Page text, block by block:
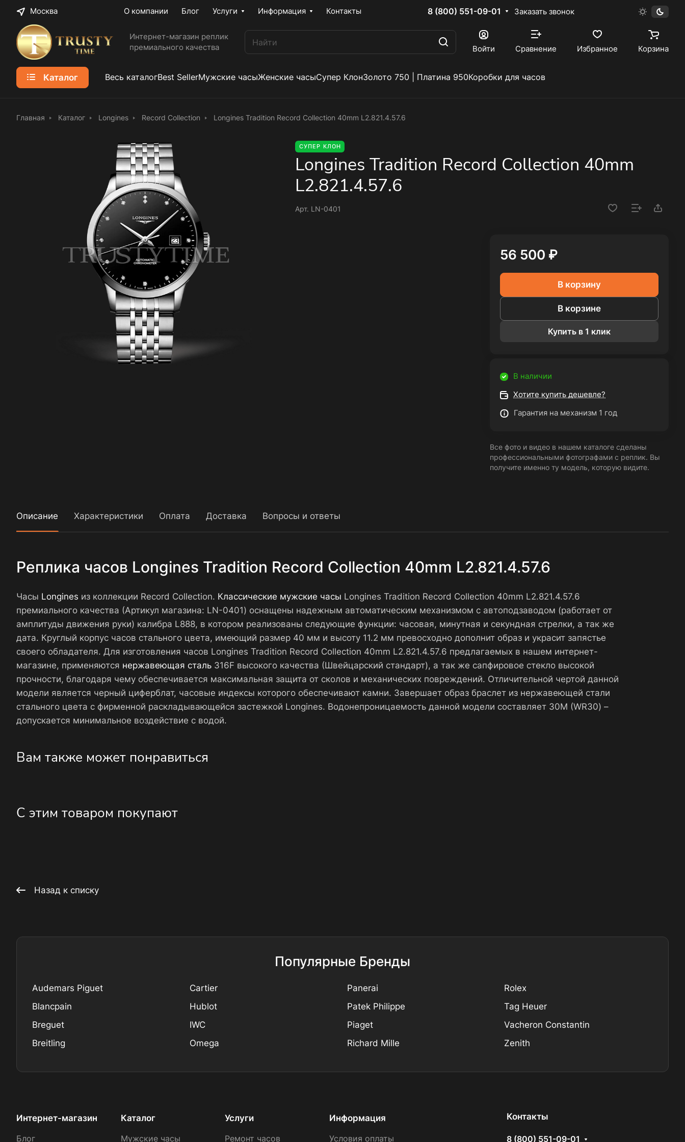
Москва О компании Блог Услуги Информация Контакты 8 (800) 551-09-01 Заказать звонок
Интернет-магазин реплик
премиального качества
Войти Сравнение Избранное Корзина
Каталог Весь каталогBest SellerМужские часыЖенские часыСупер КлонЗолото 750 | Платина 950Коробки для часов
Главная Каталог Longines Record Collection Longines Tradition Record Collection 40mm L2.821.4.57.6
СУПЕР КЛОН
Longines Tradition Record Collection 40mm
L2.821.4.57.6
Арт. LN-0401
56 500 ₽
В корзину
В корзине
Купить в 1 клик
В наличии
Хотите купить дешевле?
Гарантия на механизм 1 год
Все фото и видео в нашем каталоге сделаны
профессиональными фотографами с реплик. Вы
получите именно ту модель, которую видите.
Описание Характеристики Оплата Доставка Вопросы и ответы
Реплика часов Longines Tradition Record Collection 40mm L2.821.4.57.6
Часы Longines из коллекции Record Collection. Классические мужские часы Longines Tradition Record Collection 40mm L2.821.4.57.6
премиального качества (Артикул магазина: LN-0401) оснащены надежным автоматическим механизмом с автоподзаводом (работает от
амплитуды движения руки) калибра L888, в котором реализованы следующие функции: часовая, минутная и секундная стрелки, а так же
дата. Круглый корпус часов стального цвета, имеющий размер 40 мм и высоту 11.2 мм превосходно дополнит образ и украсит запястье
своего обладателя. Для изготовления часов Longines Tradition Record Collection 40mm L2.821.4.57.6 предлагаемых в нашем интернет-
магазине, применяются нержавеющая сталь 316F высокого качества (Швейцарский стандарт), а так же сапфировое стекло высокой
прочности, благодаря чему обеспечивается максимальная защита от сколов и механических повреждений. Отличительной чертой данной
модели является черный циферблат, часовые индексы которого обеспечивают камни. Завершает образ браслет из нержавеющей стали
стального цвета с фирменной раскладывающейся застежкой Longines. Водонепроницаемость данной модели составляет 30М (WR30) –
допускается минимальное воздействие с водой.
Вам также может понравиться
С этим товаром покупают
Назад к списку
Популярные Бренды
Audemars Piguet
Blancpain
Breguet
Breitling
Cartier
Hublot
IWC
Omega
Panerai
Patek Philippe
Piaget
Richard Mille
Rolex
Tag Heuer
Vacheron Constantin
Zenith
Интернет-магазин
Блог
Каталог
Мужские часы
Услуги
Ремонт часов
Информация
Условия оплаты
Контакты
8 (800) 551-09-01